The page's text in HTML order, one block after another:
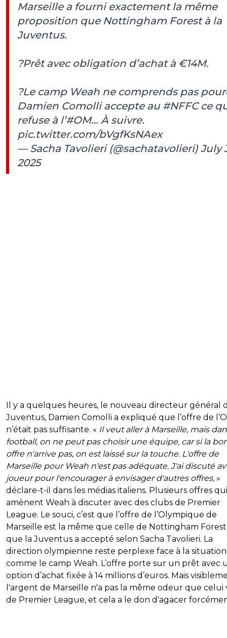
Marseille a fourni exactement la même
proposition que Nottingham Forest à la
Juventus.
?Prêt avec obligation d’achat à €14M.
?Le camp Weah ne comprends pas
Damien Comolli accepte au #NFFCce
refuse à l’#OM… À suivre.
pic.twitter.com/bVgfKsNAex
— Sacha Tavolieri (@sachatavolieri) July
2025
Il y a quelques heures, le nouveau directeur général
Juventus, Damien Comolli a expliqué que l’offre de
n’était pas suffisante. « Il veut aller à Marseille, mais
football, on ne peut pas choisir une équipe, car si la
offre n'arrive pas, on est laissé sur la touche. L'offre de
Marseille pour Weah n'est pas adéquate. J'ai discuté
joueur pour l'encourager à envisager d'autres offres, »
déclare-t-il dans les médias italiens. Plusieurs offres qui
amènent Weah à discuter avec des clubs de Premier
League. Le souci, c’est que l’offre de l’Olympique de
Marseille est la même que celle de Nottingham
que la Juventus a accepté selon Sacha Tavolieri. La
direction olympienne reste perplexe face à la
comme le camp Weah. L’offre porte sur un prêt avec
option d’achat fixée à 14 millions d’euros. Mais
l'argent de Marseille n'a pas la même odeur que celui
de Premier League, et cela a le don d'agacer